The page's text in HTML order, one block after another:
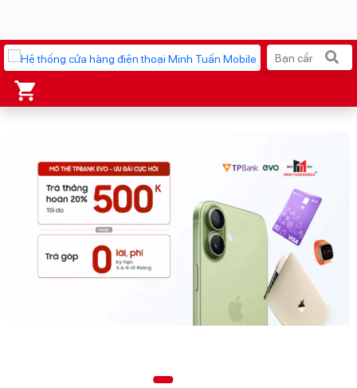
AirTag 2 Mới Galaxy Z8 Series
AirPods 4 OPPO Reno16
Apple Watch S11 Ốp lưng Pitaka
Ốp lưng Apple
Cốc sạc Apple